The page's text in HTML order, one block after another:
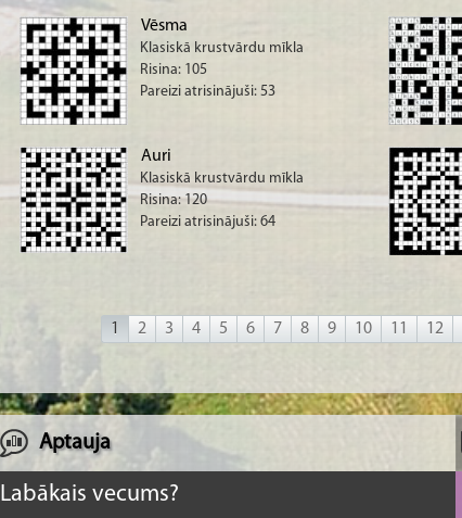
Vēsma
Klasiskā krustvārdu mīkla
Risina: 105
Pareizi atrisinājuši: 53
Auri
Klasiskā krustvārdu mīkla
Risina: 120
Pareizi atrisinājuši: 64
1 2 3 4 5 6 7 8 9 10 11 12
Aptauja
Labākais vecums?